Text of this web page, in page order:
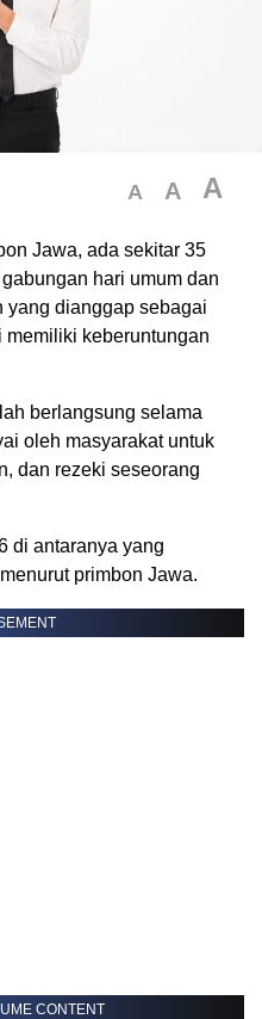
A A A
Jawa, ada sekitar 35
hari umum dan
yang dianggap sebagai
keberuntungan
berlangsung selama
oleh masyarakat untuk
dan rezeki seseorang
di antaranya yang
primbon Jawa.
CONTENT